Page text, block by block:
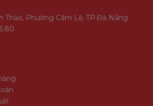
Thảo, Phường Cẩm Lệ, TP.Đà Nẵng